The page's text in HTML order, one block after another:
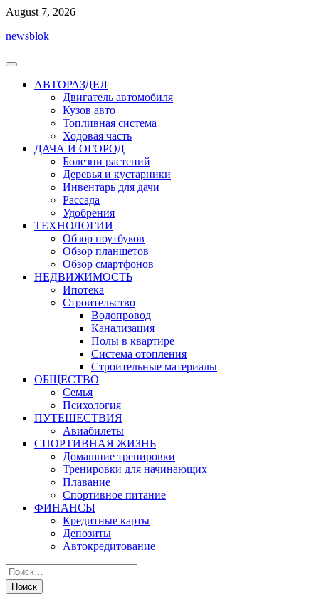
Перейти
содержимому
August 7, 2026
newsblok
АВТОРАЗДЕЛ
Двигатель автомобиля
Кузов авто
Топливная система
Ходовая часть
ДАЧА И ОГОРОД
Болезни растений
Деревья и кустарники
Инвентарь для дачи
Рассада
Удобрения
ТЕХНОЛОГИИ
Обзор ноутбуков
Обзор планшетов
Обзор смартфонов
НЕДВИЖИМОСТЬ
Ипотека
Строительство
Водопровод
Канализация
Полы в квартире
Система отопления
Строительные материалы
ОБЩЕСТВО
Семья
Психология
ПУТЕШЕСТВИЯ
Авиабилеты
СПОРТИВНАЯ ЖИЗНЬ
Домашние тренировки
Тренировки для начинающих
Плавание
Спортивное питание
ФИНАНСЫ
Кредитные карты
Депозиты
Автокредитование